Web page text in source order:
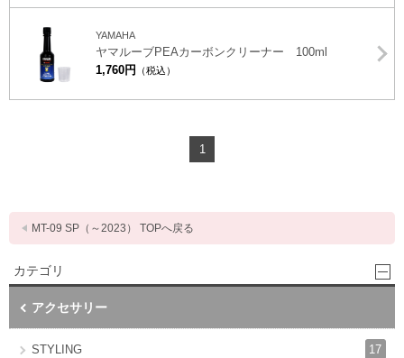
YAMAHA
ヤマルーブPEAカーボンクリーナー 100ml
1,760円
（税込）
1
MT-09 SP（～2023） TOPへ戻る
カテゴリ
アクセサリー
STYLING 17